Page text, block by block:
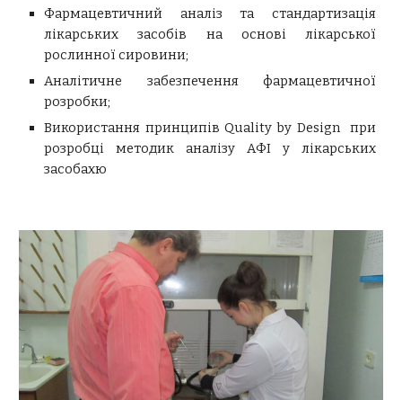
Фармацевтичний аналіз та стандартизація
лікарських засобів на основі лікарської
рослинної сировини;
Аналітичне забезпечення фармацевтичної
розробки;
Використання принципів Quality by Design при
розробці методик аналізу АФІ у лікарських
засобахю